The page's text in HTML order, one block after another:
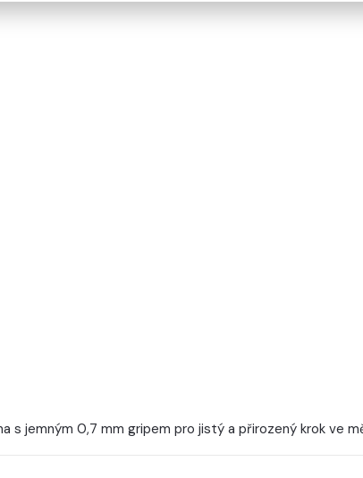
s jemným 0,7 mm gripem pro jistý a přirozený krok ve